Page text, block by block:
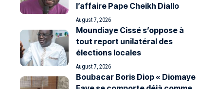
l’affaire Pape Cheikh Diallo
August 7, 2026
Moundiaye Cissé s’oppose à
tout report unilatéral des
élections locales
August 7, 2026
Boubacar Boris Diop « Diomaye